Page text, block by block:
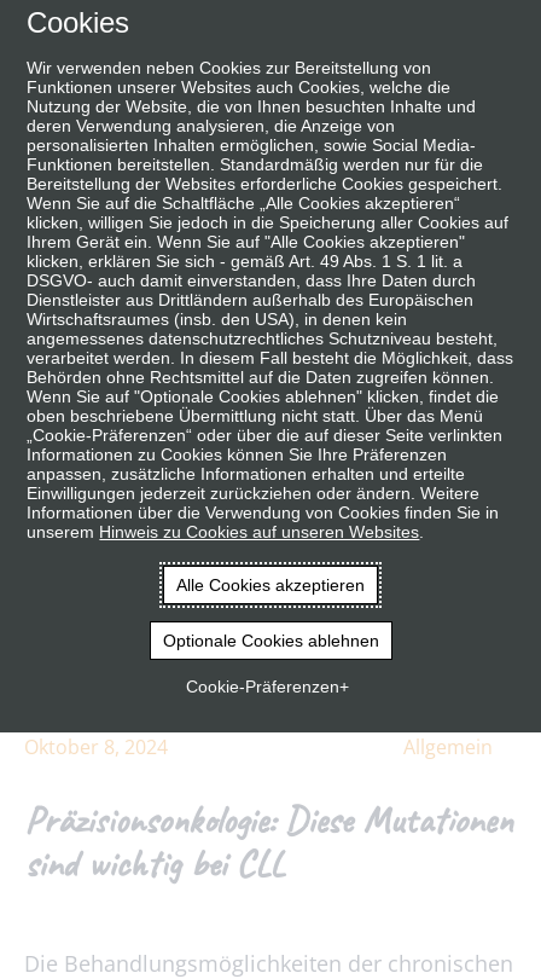
Skip
main
content
Präzisionsonkologie: Diese Mutationen sind
Oktober 8, 2024 Allgemein
Präzisionsonkologie: Diese Mutationen
sind wichtig bei CLL
Die Behandlungsmöglichkeiten der chronischen
Cookies
Wir verwenden neben Cookies zur Bereitstellung von
Funktionen unserer Websites auch Cookies, welche die
Nutzung der Website, die von Ihnen besuchten Inhalte und
deren Verwendung analysieren, die Anzeige von
personalisierten Inhalten ermöglichen, sowie Social Media-
Funktionen bereitstellen. Standardmäßig werden nur für die
Bereitstellung der Websites erforderliche Cookies gespeichert.
Wenn Sie auf die Schaltfläche „Alle Cookies akzeptieren“
klicken, willigen Sie jedoch in die Speicherung aller Cookies auf
Ihrem Gerät ein. Wenn Sie auf "Alle Cookies akzeptieren"
klicken, erklären Sie sich - gemäß Art. 49 Abs. 1 S. 1 lit. a
DSGVO- auch damit einverstanden, dass Ihre Daten durch
Dienstleister aus Drittländern außerhalb des Europäischen
Wirtschaftsraumes (insb. den USA), in denen kein
angemessenes datenschutzrechtliches Schutzniveau besteht,
verarbeitet werden. In diesem Fall besteht die Möglichkeit, dass
Behörden ohne Rechtsmittel auf die Daten zugreifen können.
Wenn Sie auf "Optionale Cookies ablehnen" klicken, findet die
oben beschriebene Übermittlung nicht statt. Über das Menü
„Cookie-Präferenzen“ oder über die auf dieser Seite verlinkten
Informationen zu Cookies können Sie Ihre Präferenzen
anpassen, zusätzliche Informationen erhalten und erteilte
Einwilligungen jederzeit zurückziehen oder ändern. Weitere
Informationen über die Verwendung von Cookies finden Sie in
unserem Hinweis zu Cookies auf unseren Websites
Alle Cookies akzeptieren
Optionale Cookies ablehnen
Cookie-Präferenzen